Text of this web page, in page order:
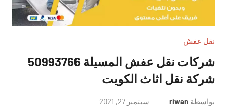
نقل عفش
شركات نقل عفش المسيلة 50993766
شركة نقل اثاث الكويت
بواسطة riwan سبتمبر 27, 2021